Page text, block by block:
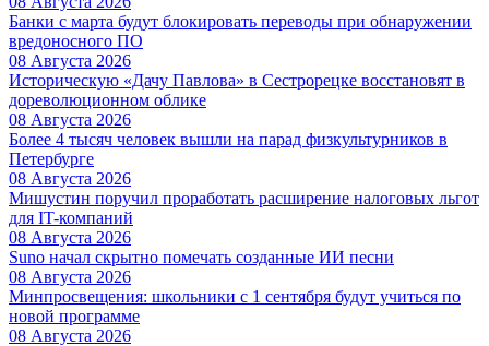
Банки с марта будут блокировать переводы при обнаружении
вредоносного ПО
08 Августа 2026
Историческую «Дачу Павлова» в Сестрорецке восстановят в
дореволюционном облике
08 Августа 2026
Более 4 тысяч человек вышли на парад физкультурников в
Петербурге
08 Августа 2026
Мишустин поручил проработать расширение налоговых льгот
для IT-компаний
08 Августа 2026
Suno начал скрытно помечать созданные ИИ песни
08 Августа 2026
Минпросвещения: школьники с 1 сентября будут учиться по
новой программе
08 Августа 2026